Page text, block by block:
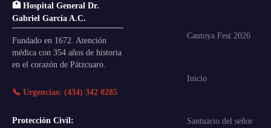
🏥 Hospital General Dr.
Gabriel García A.C.
Fundado en 1672. Atención
médica con 354 años de historia
en el corazón de Pátzcuaro.
📞 Urgencias: (434) 342 0285
Protección Civil:
Cantoya Fest 2026
Inicio
Santuario del señor